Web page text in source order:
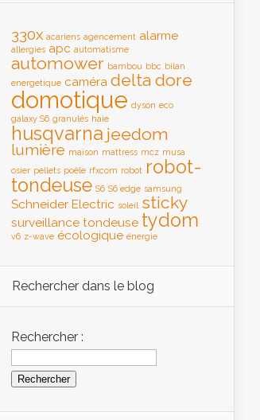
330x acariens agencement alarme
allergies apc automatisme
automower bambou bbc bilan
energetique caméra delta dore
domotique dyson eco
galaxy S6 granulés haie
husqvarna jeedom
lumière maison mattress mcz musa
osier pellets poêle rfxcom robot robot-
tondeuse S6 S6 edge samsung
Schneider Electric soleil sticky
surveillance tondeuse tydom
v6 z-wave écologique énergie
Rechercher dans le blog
Rechercher :